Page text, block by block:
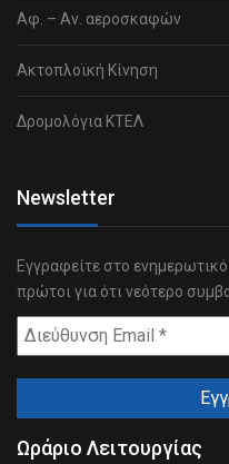
Αφ. – Αν. αεροσκαφών
Ακτοπλοϊκή Κίνηση
Δρομολόγια ΚΤΕΛ
Newsletter
Εγγραφείτε στο
πρώτοι για ότι νεότερο
Ωράριο Λειτουργίας